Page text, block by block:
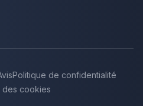
Politique de confidentialité
des cookies